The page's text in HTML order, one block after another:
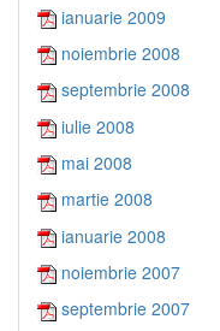
ianuarie 2009
noiembrie 2008
septembrie 2008
iulie 2008
mai 2008
martie 2008
ianuarie 2008
noiembrie 2007
septembrie 2007